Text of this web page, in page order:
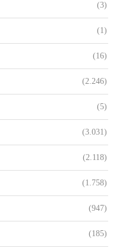
(3)
(1)
(16)
(2.246)
(5)
(3.031)
(2.118)
(1.758)
(947)
(185)